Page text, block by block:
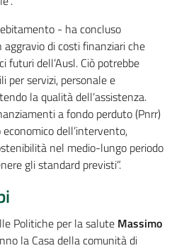
- ha concluso
di costi finanziari che
futuri dell’Ausl. Ciò potrebbe
per servizi, personale e
la qualità dell’assistenza.
a fondo perduto (Pnrr)
dell’intervento,
nel medio-lungo periodo
gli standard previsti”.
Politiche per la salute Massimo
la Casa della comunità di